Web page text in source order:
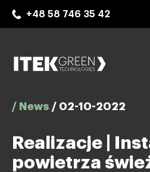
+48 58 746 35 42
/ News / 02-10-2022
Realizacje |
powietrza